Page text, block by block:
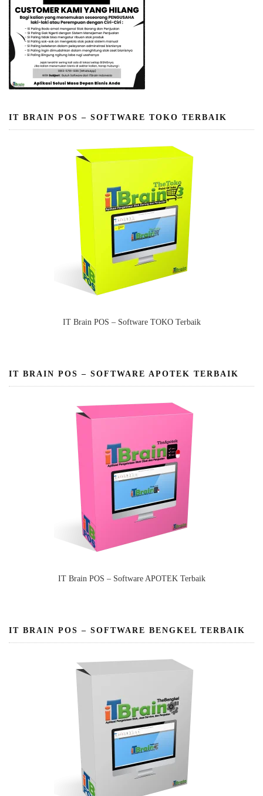
IT BRAIN POS – SOFTWARE TOKO TERBAIK
IT Brain POS – Software TOKO Terbaik
IT BRAIN POS – SOFTWARE APOTEK TERBAIK
IT Brain POS – Software APOTEK Terbaik
IT BRAIN POS – SOFTWARE BENGKEL TERBAIK